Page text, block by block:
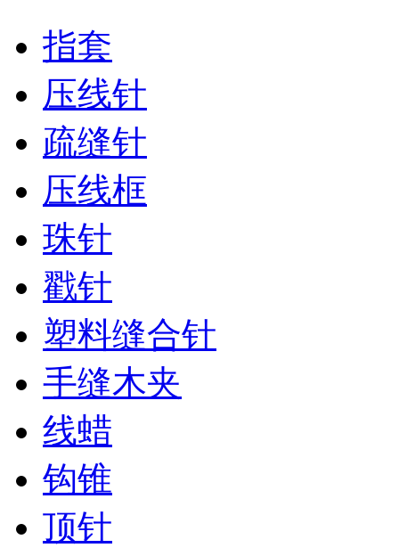
指套
压线针
疏缝针
压线框
珠针
戳针
塑料缝合针
手缝木夹
线蜡
钩锥
顶针